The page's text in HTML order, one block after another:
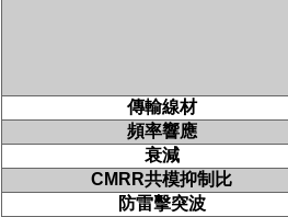
傳輸線材
頻率響應
衰減
CMRR共模抑制比
防雷擊突波